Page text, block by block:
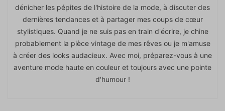
dénicher les pépites de l'histoire de la mode, à discuter des
dernières tendances et à partager mes coups de cœur
stylistiques. Quand je ne suis pas en train d'écrire, je chine
probablement la pièce vintage de mes rêves ou je m'amuse
à créer des looks audacieux. Avec moi, préparez-vous à une
aventure mode haute en couleur et toujours avec une pointe
d'humour !